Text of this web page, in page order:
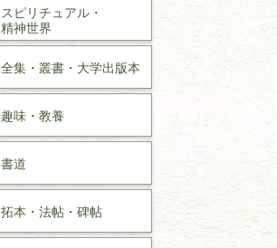
スピリチュアル・
精神世界
全集・ 叢書・ 大学出版本
趣味・ 教養
書道
拓本・法帖・ 碑帖